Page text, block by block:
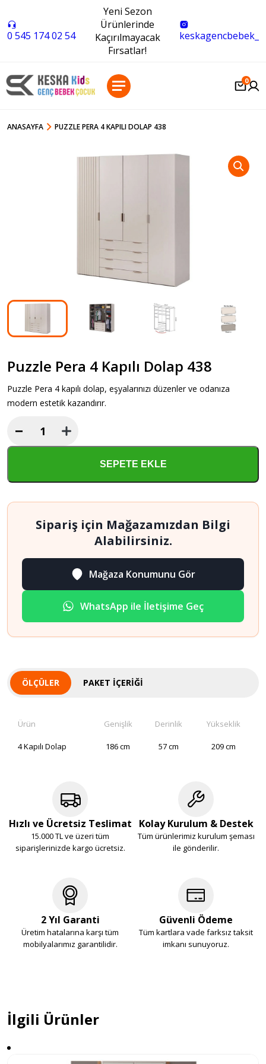
0 545 174 02 54
Yeni Sezon
Ürünlerinde
Kaçırılmayacak
Fırsatlar!
keskagencbebek_
0
ANASAYFA PUZZLE PERA 4 KAPILI DOLAP 438
Puzzle Pera 4 Kapılı Dolap 438
Puzzle Pera 4 kapılı dolap, eşyalarınızı düzenler ve odanıza
modern estetik kazandırır.
Puzzle
Pera
Kapılı
438
−
SEPETE EKLE
Sipariş için Mağazamızdan Bilgi
Alabilirsiniz.
Mağaza Konumunu Gör
WhatsApp ile İletişime Geç
ÖLÇÜLER PAKET İÇERIĞI
Ürün Genişlik Derinlik Yükseklik
4 Kapılı Dolap 186 cm 57 cm 209 cm
Hızlı ve Ücretsiz Teslimat
15.000 TL ve üzeri tüm
siparişlerinizde kargo ücretsiz.
Kolay Kurulum & Destek
Tüm ürünlerimiz kurulum şeması
ile gönderilir.
2 Yıl Garanti
Üretim hatalarına karşı tüm
mobilyalarımız garantilidir.
Güvenli Ödeme
Tüm kartlara vade farksız taksit
imkanı sunuyoruz.
İlgili Ürünler